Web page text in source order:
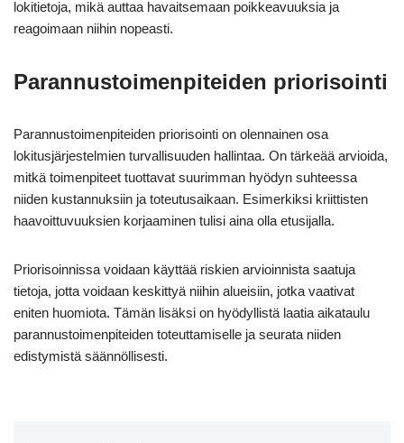
lokitietoja, mikä auttaa havaitsemaan poikkeavuuksia ja
reagoimaan niihin nopeasti.
Parannustoimenpiteiden priorisointi
Parannustoimenpiteiden priorisointi on olennainen osa
lokitusjärjestelmien turvallisuuden hallintaa. On tärkeää arvioida,
mitkä toimenpiteet tuottavat suurimman hyödyn suhteessa
niiden kustannuksiin ja toteutusaikaan. Esimerkiksi kriittisten
haavoittuvuuksien korjaaminen tulisi aina olla etusijalla.
Priorisoinnissa voidaan käyttää riskien arvioinnista saatuja
tietoja, jotta voidaan keskittyä niihin alueisiin, jotka vaativat
eniten huomiota. Tämän lisäksi on hyödyllistä laatia aikataulu
parannustoimenpiteiden toteuttamiselle ja seurata niiden
edistymistä säännöllisesti.